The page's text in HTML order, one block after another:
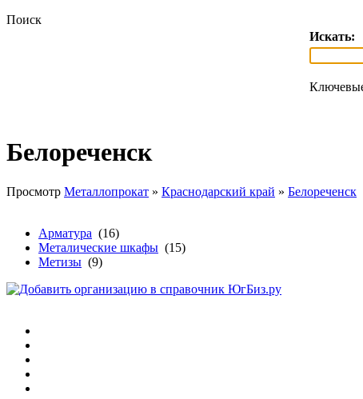
Поиск
Искать:
Белореченск
Просмотр Металлопрокат » Краснодарский край » Белореченск
Арматура (16)
Металические шкафы (15)
Метизы (9)